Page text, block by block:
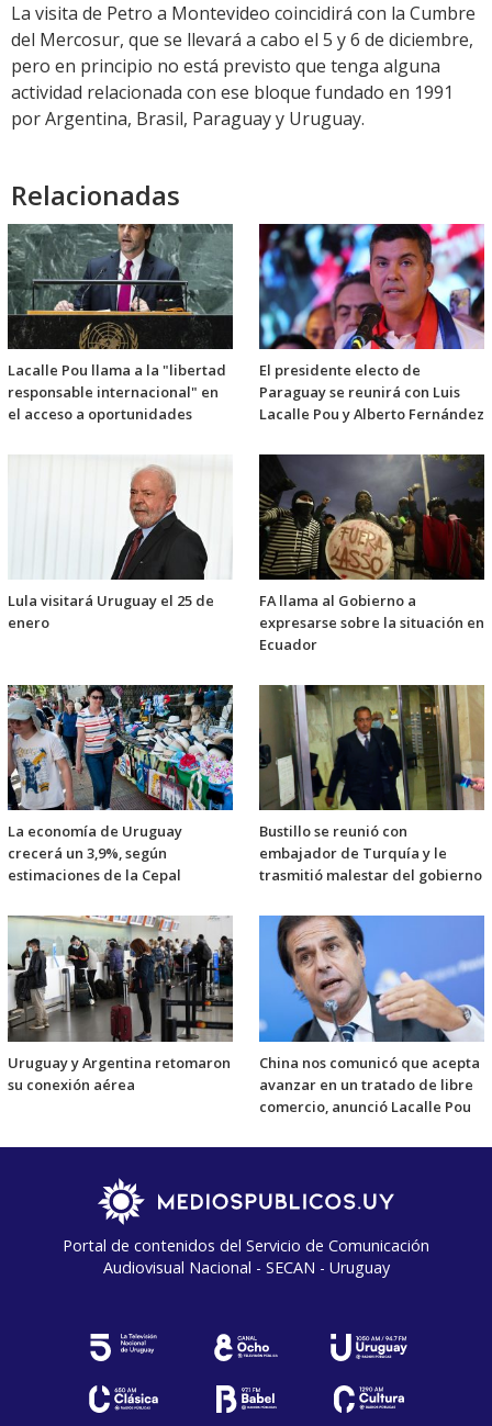
La visita de Petro a Montevideo coincidirá con la Cumbre
del Mercosur, que se llevará a cabo el 5 y 6 de diciembre,
pero en principio no está previsto que tenga alguna
actividad relacionada con ese bloque fundado en 1991
por Argentina, Brasil, Paraguay y Uruguay.
Relacionadas
Lacalle Pou llama a la "libertad
responsable internacional" en
el acceso a oportunidades
El presidente electo de
Paraguay se reunirá con Luis
Lacalle Pou y Alberto Fernández
Lula visitará Uruguay el 25 de
enero
FA llama al Gobierno a
expresarse sobre la situación en
Ecuador
La economía de Uruguay
crecerá un 3,9%, según
estimaciones de la Cepal
Bustillo se reunió con
embajador de Turquía y le
trasmitió malestar del gobierno
Uruguay y Argentina retomaron
su conexión aérea
China nos comunicó que acepta
avanzar en un tratado de libre
comercio, anunció Lacalle Pou
Portal de contenidos del Servicio de Comunicación
Audiovisual Nacional - SECAN - Uruguay